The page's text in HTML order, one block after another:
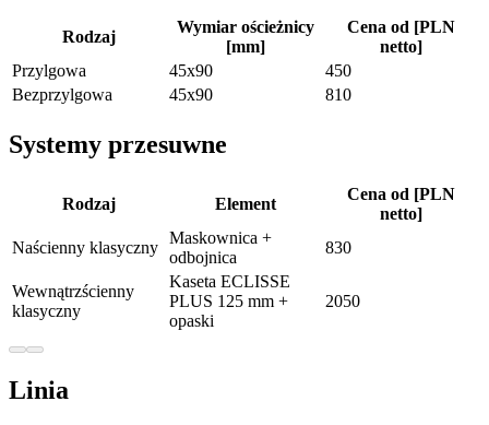
Rodzaj
Wymiar ościeżnicy
[mm]
Cena od [PLN
netto]
Przylgowa
45x90
450
Bezprzylgowa
45x90 810
Systemy przesuwne
Rodzaj Element
Cena od [PLN
netto]
Naścienny klasyczny
Maskownica +
odbojnica
830
Wewnątrzścienny
klasyczny
Kaseta ECLISSE
PLUS 125 mm +
opaski
2050
Linia